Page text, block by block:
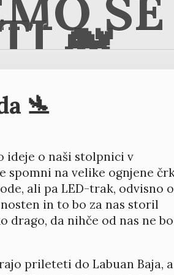
🐋
🛬
ideje o naši stolpnici v
spomni na velike ognjene
ali pa LED-trak, odvisno
in to bo za nas storil
drago, da nihče od nas ne bo
prileteti do Labuan Baja, a